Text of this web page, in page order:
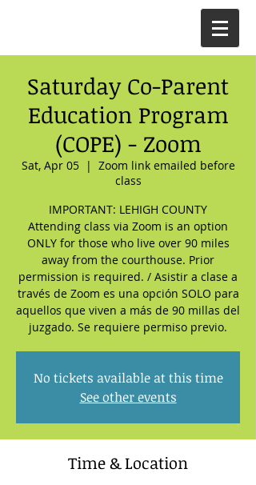
Saturday Co-Parent
Education Program
(COPE) - Zoom
Sat, Apr 05
  |
Zoom link emailed before
class
IMPORTANT: LEHIGH COUNTY
Attending class via Zoom is an option
ONLY for those who live over 90 miles
away from the courthouse. Prior
permission is required. / Asistir a clase a
través de Zoom es una opción SOLO para
aquellos que viven a más de 90 millas del
juzgado. Se requiere permiso previo.
No tickets available at this time
See other events
Time & Location